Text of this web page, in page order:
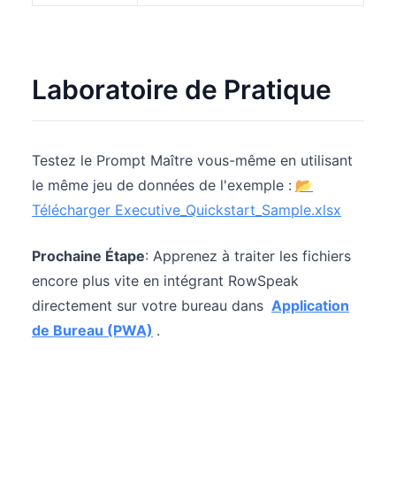
Laboratoire de Pratique
Testez le Prompt Maître vous-même en utilisant
le même jeu de données de l'exemple : 📂
Télécharger Executive_Quickstart_Sample.xlsx
Prochaine Étape: Apprenez à traiter les fichiers
encore plus vite en intégrant RowSpeak
directement sur votre bureau dans Application
de Bureau (PWA) .